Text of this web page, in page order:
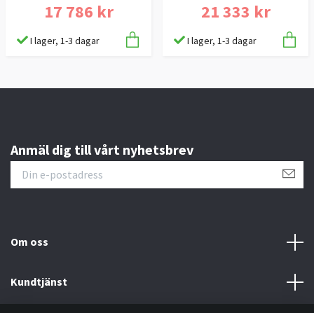
17 786 kr
I lager, 1-3 dagar
21 333 kr
I lager, 1-3 dagar
Anmäl dig till vårt nyhetsbrev
Om oss
Kundtjänst